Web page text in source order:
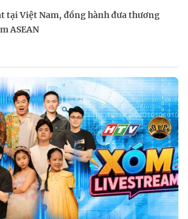
tại Việt Nam, đồng hành đưa thương
ASEAN